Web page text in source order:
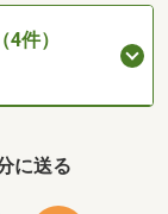
件）
に送る